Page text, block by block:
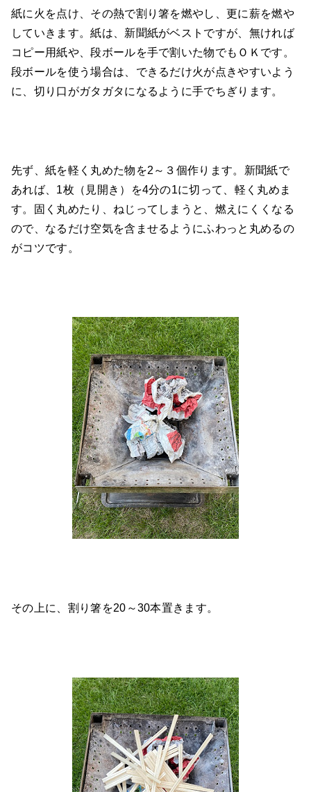
紙に火を点け、その熱で割り箸を燃やし、更に薪を燃や
していきます。紙は、新聞紙がベストですが、無ければ
コピー用紙や、段ボールを手で割いた物でもＯＫです。
段ボールを使う場合は、できるだけ火が点きやすいよう
に、切り口がガタガタになるように手でちぎります。
先ず、紙を軽く丸めた物を2～３個作ります。新聞紙で
あれば、1枚（見開き）を4分の1に切って、軽く丸めま
す。固く丸めたり、ねじってしまうと、燃えにくくなる
ので、なるだけ空気を含ませるようにふわっと丸めるの
がコツです。
その上に、割り箸を20～30本置きます。